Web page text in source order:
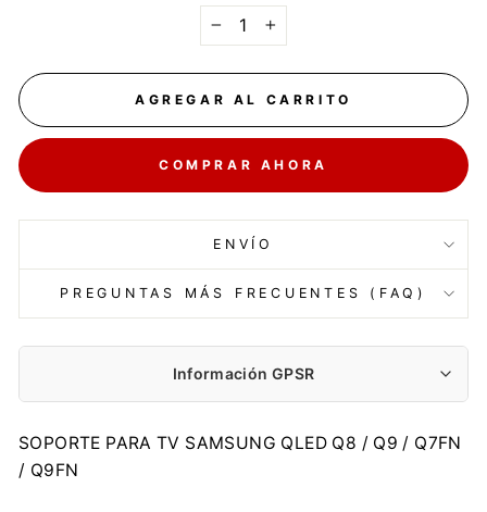
+
AGREGAR AL CARRITO
COMPRAR AHORA
ENVÍO
PREGUNTAS MÁS FRECUENTES (FAQ)
Información GPSR
Fabricante:
Centrumelektroniki.EU Sp. z o.o.
SOPORTE PARA TV SAMSUNG QLED Q8 / Q9 / Q7FN
/ Q9FN